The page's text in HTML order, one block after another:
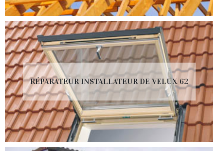
RÉPARATEUR INSTALLATEUR DE VELUX 62